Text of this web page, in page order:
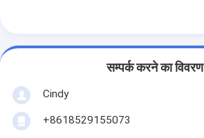
मामले
सम्पर्क करने का विवरण
Cindy
+8618529155073